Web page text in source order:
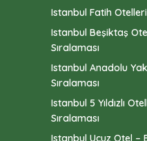
Istanbul Fatih
Istanbul Beşiktaş
Sıralaması
Istanbul Anadolu
Sıralaması
Istanbul 5 Yıldızlı
Sıralaması
Istanbul Ucuz Otel –